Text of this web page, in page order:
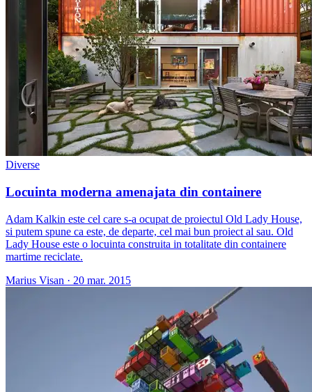
Diverse
Locuinta moderna amenajata din containere
Adam Kalkin este cel care s-a ocupat de proiectul Old Lady House,
si putem spune ca este, de departe, cel mai bun proiect al sau. Old
Lady House este o locuinta construita in totalitate din containere
martime reciclate.
Marius Visan · 20 mar. 2015